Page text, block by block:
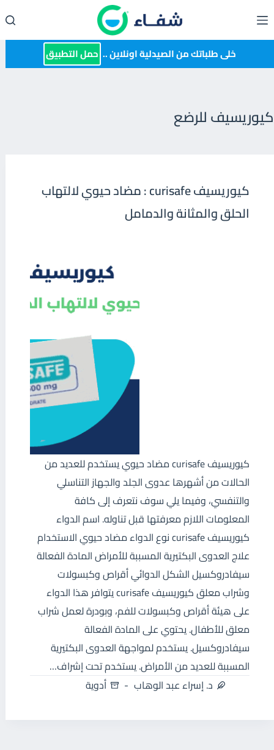
إلى
المحتوى خلى طلباتك من الصيدلية اونلاين .. حمل التطبيق
كيوريسيف للرضع
كيوريسيف curisafe : مضاد حيوي لالتهاب
الحلق والمثانة والدمامل
كيوريسيف curisafe مضاد حيوي يستخدم للعديد من
الحالات من أشهرها عدوى الجلد والجهاز التناسلي
والتنفسي، وفيما يلي سوف نتعرف إلى كافة
المعلومات اللازم معرفتها قبل تناوله. اسم الدواء
كيوريسيف curisafe نوع الدواء مضاد حيوي الاستخدام
علاج العدوى البكتيرية المسببة للأمراض المادة الفعالة
سيفادروكسيل الشكل الدوائي أقراص وكبسولات
وشراب معلق كيوريسيف curisafe يتوافر هذا الدواء
على هيئة أقراص وكبسولات للفم، وبودرة لعمل شراب
معلق للأطفال. يحتوي على المادة الفعالة
سيفادروكسيل. يستخدم لمواجهة العدوى البكتيرية
المسببة للعديد من الأمراض. يستخدم تحت إشراف…
د. إسراء عبد الوهاب
أدوية